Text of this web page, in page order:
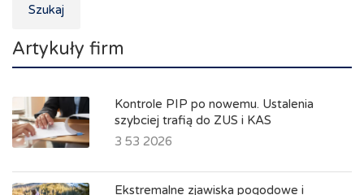
Szukaj
Artykuły firm
Kontrole PIP po nowemu. Ustalenia
szybciej trafią do ZUS i KAS
3 53 2026
Ekstremalne zjawiska pogodowe i